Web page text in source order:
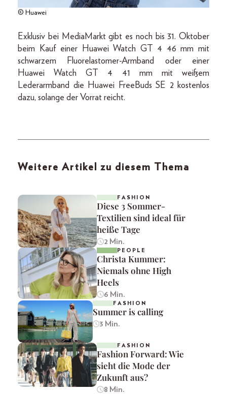
© Huawei
Exklusiv bei MediaMarkt gibt es noch bis 31. Oktober
beim Kauf einer Huawei Watch GT 4 46 mm mit
schwarzem Fluorelastomer-Armband oder einer
Huawei Watch GT 4 41 mm mit weißem
Lederarmband die Huawei FreeBuds SE 2 kostenlos
dazu, solange der Vorrat reicht.
Weitere Artikel zu diesem Thema
FASHION
Diese 3 Sommer-
Textilien sind ideal für
heiße Tage
2 Min.
PEOPLE
Christa Kummer:
Niemals ohne High
Heels
6 Min.
FASHION
Summer is calling
3 Min.
FASHION
Fashion Forward: Wie
sieht die Mode der
Zukunft aus?
8 Min.